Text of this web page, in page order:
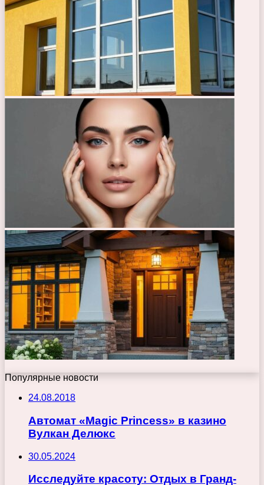
Популярные новости
24.08.2018
Автомат «Magic Princess» в казино
Вулкан Делюкс
30.05.2024
Исследуйте красоту: Отдых в Гранд-